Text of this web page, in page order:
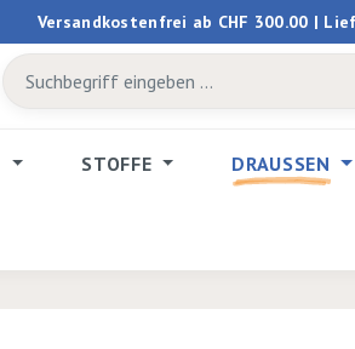
Versandkostenfrei ab CHF 300.00 |
STOFFE DRAUSSEN